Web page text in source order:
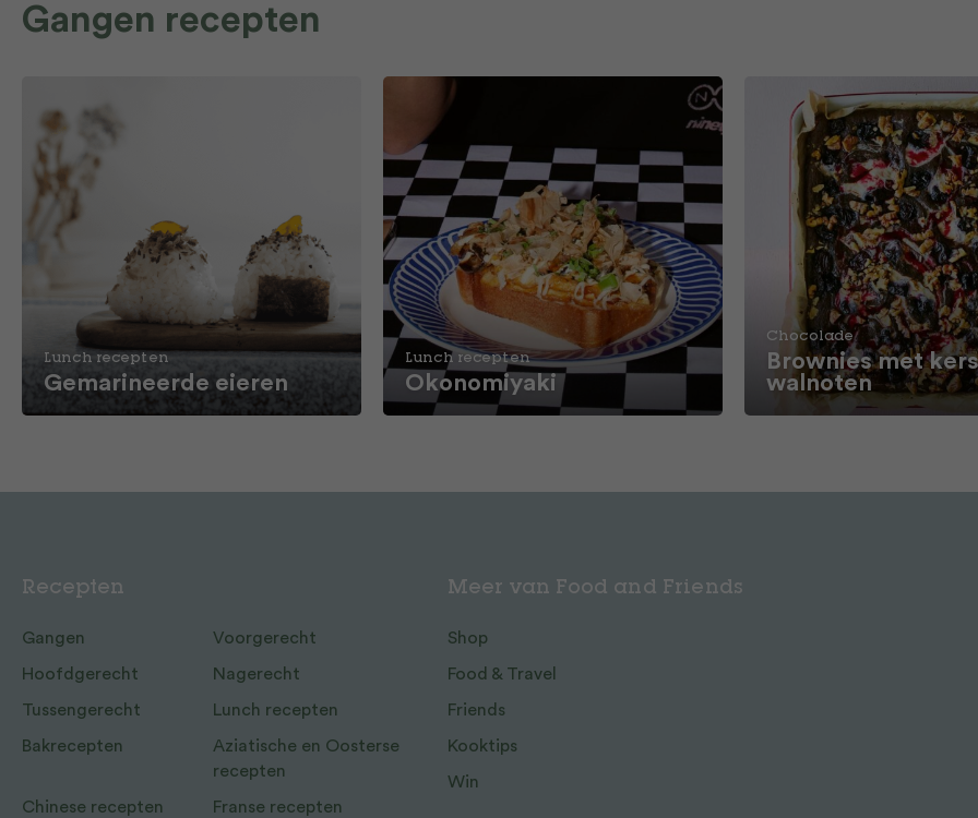
Gangen recepten
Lunch recepten
Gemarineerde eieren
Lunch recepten
Okonomiyaki
Chocolade
Brownies met
walnoten
Recepten
Gangen Voorgerecht
Hoofdgerecht Nagerecht
Tussengerecht Lunch recepten
Bakrecepten
Aziatische en Oosterse
recepten
Chinese recepten Franse recepten
Meer van Food and Friends
Shop
Food & Travel
Friends
Kooktips
Win